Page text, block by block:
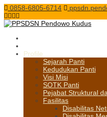
0858-6805-6714
Profile
Sejarah Panti
Kedudukan Panti
Visi Misi
SOTK Panti
Pejabat Struktural
Fasilitas
Disabilitas